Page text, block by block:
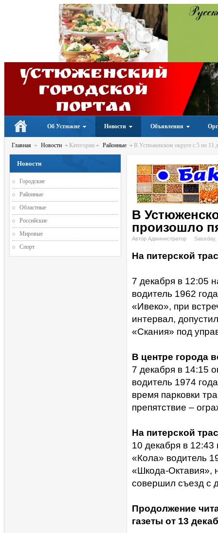
Устюженский
Городской
портал
Об Устюжне Новости Объявления
Главная Новости Категории Районные В Устюженском округе с 5 по 11
В
произошло
Автор Администратор
На питерской
7 декабря в 12:05
водитель 1962
«Ивеко», при
интервал,
«Скания» под
В центре города
7 декабря в 14:15
водитель 1974
время парковки
препятствие –
На питерской
10 декабря в
«Кола» водитель
«Шкода-Октавия»,
совершил съезд с
Продолжение
газеты от 13
Новости
Городские
Районные
Областные
Российские
Мировые
Спорт